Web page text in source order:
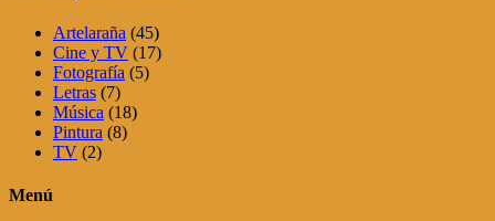
Artelaraña (45)
Cine y TV (17)
Fotografía (5)
Letras (7)
Música (18)
Pintura (8)
TV (2)
Menú